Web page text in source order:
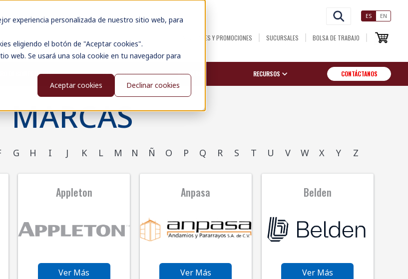
experiencia personalizada de nuestro sitio web, para
eligiendo el botón de "Aceptar cookies".
web. Se usará una sola cookie en tu navegador para
Aceptar cookies
Declinar cookies
ES EN
NOVEDADES Y PROMOCIONES SUCURSALES BOLSA DE TRABAJO
DE COMPETENCIAS CATÁLOGOS NOSOTROS RECURSOS CONTÁCTANOS
MARCAS
G H I J K L M N Ñ O P Q R S T U V W X Y Z
Appleton
Ver Más
Anpasa
Ver Más
Belden
Ver Más